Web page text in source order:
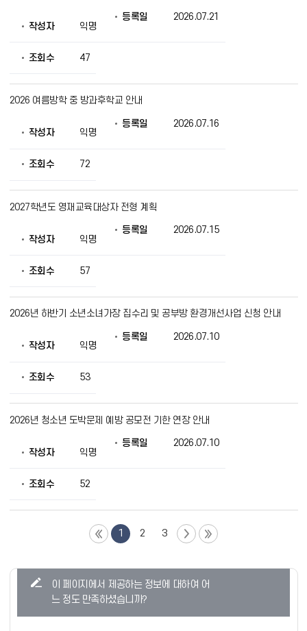
작성자 익명
등록일 2026.07.21
조회수 47
2026 여름방학 중 방과후학교 안내
작성자 익명
등록일 2026.07.16
조회수 72
2027학년도 영재교육대상자 전형 계획
작성자 익명
등록일 2026.07.15
조회수 57
2026년 하반기 소년소녀가장 집수리 및 공부방 환경개선사업 신청 안내
작성자 익명
등록일 2026.07.10
조회수 53
2026년 청소년 도박문제 예방 공모전 기한 연장 안내
작성자 익명
등록일 2026.07.10
조회수 52
1 2 3
이 페이지에서 제공하는 정보에 대하여 어
느 정도 만족하셨습니까?